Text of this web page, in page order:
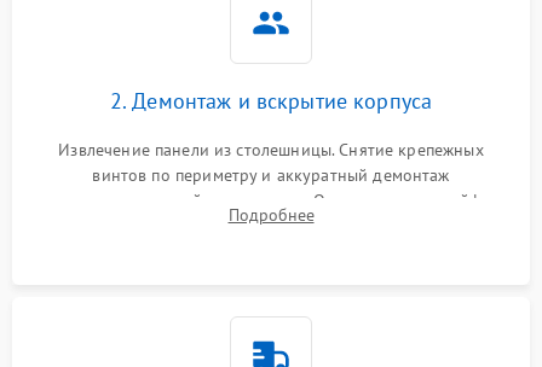
2. Демонтаж и вскрытие корпуса
Извлечение панели из столешницы. Снятие крепежных
винтов по периметру и аккуратный демонтаж
стеклокерамической поверхности. Отсоединение шлейфов
сенсорного блока для доступа к силовым платам, катушкам
Подробнее